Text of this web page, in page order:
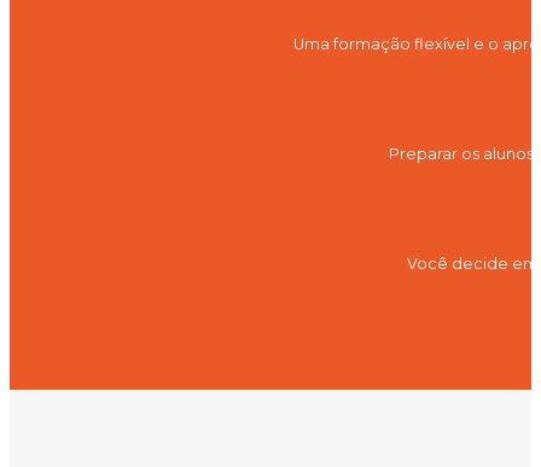
Uma formação flexível e o
Preparar os
Você decide em